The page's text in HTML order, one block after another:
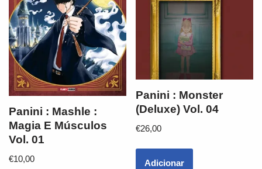
Panini : Mashle :
Magia E Músculos
Vol. 01
€10,00
Panini : Monster
(Deluxe) Vol. 04
€26,00
Adicionar